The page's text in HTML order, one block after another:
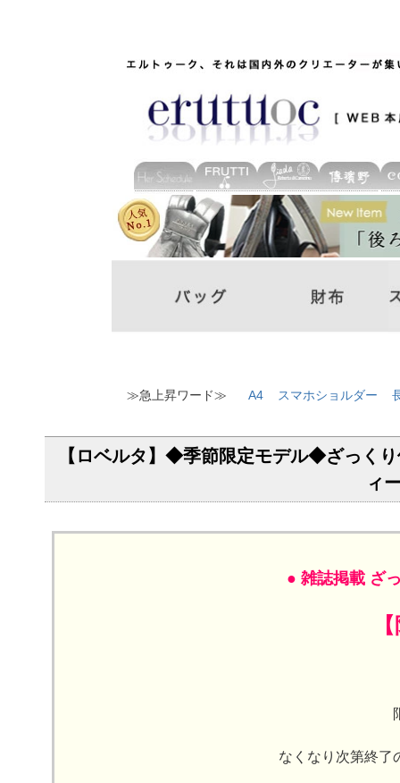
≫急上昇ワード≫ A4 スマホショルダー
【ロベルタ】◆季節限定モデル◆ざっく
ィ
● 雑誌掲載 ざ
なくなり次第終了